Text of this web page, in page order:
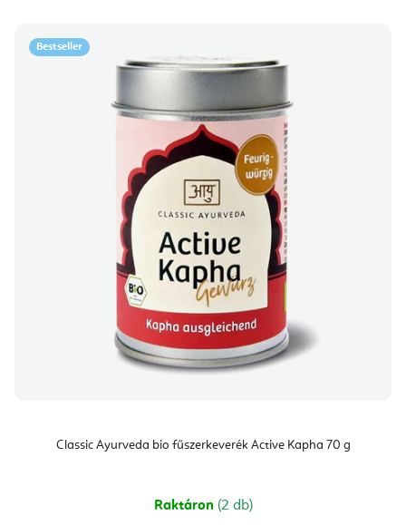
Bestseller
Classic Ayurveda bio fűszerkeverék Active Kapha 70 g
Raktáron (2 db)